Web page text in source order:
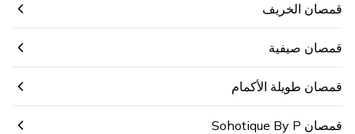
قمصان الخريف
قمصان صيفية
قمصان طويلة الأكمام
قمصان Sohotique By P